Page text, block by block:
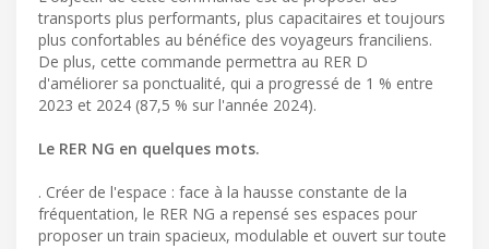
transports plus performants, plus capacitaires et toujours
plus confortables au bénéfice des voyageurs franciliens.
De plus, cette commande permettra au RER D
d'améliorer sa ponctualité, qui a progressé de 1 % entre
2023 et 2024 (87,5 % sur l'année 2024).
Le RER NG en quelques mots.
. Créer de l'espace : face à la hausse constante de la
fréquentation, le RER NG a repensé ses espaces pour
proposer un train spacieux, modulable et ouvert sur toute